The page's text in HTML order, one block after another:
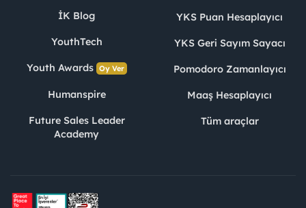
İK Blog
YouthTech
Youth Awards Oy Ver
Humanspire
Future Sales Leader
Academy
YKS Puan Hesaplayıcı
YKS Geri Sayım Sayacı
Pomodoro Zamanlayıcı
Maaş Hesaplayıcı
Tüm araçlar